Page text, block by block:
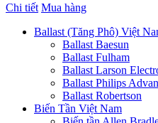
Chi tiết Mua hàng
Ballast (Tăng Phô) Việt
Ballast Baesun
Ballast Fulham
Ballast Larson
Ballast Philips
Ballast Robertson
Biến Tần Việt Nam